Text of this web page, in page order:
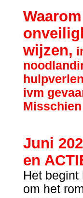
wijzen,
ivm
Juni
en
Het
om het